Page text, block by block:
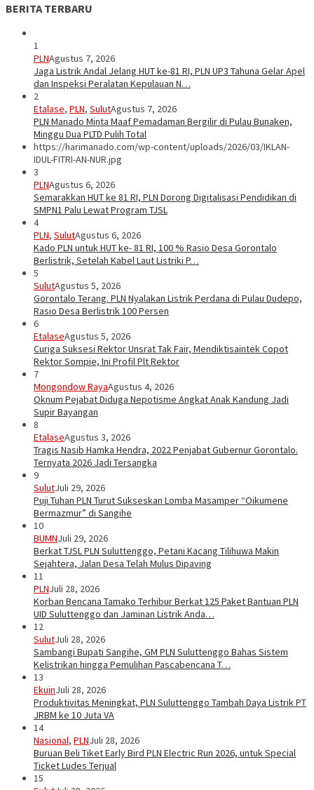
BERITA TERBARU
1
PLNAgustus 7, 2026
Jaga Listrik Andal Jelang HUT ke-81 RI, PLN UP3 Tahuna Gelar Apel
dan Inspeksi Peralatan Kepulauan N…
2
Etalase, PLN, SulutAgustus 7, 2026
PLN Manado Minta Maaf Pemadaman Bergilir di Pulau Bunaken,
Minggu Dua PLTD Pulih Total
https://harimanado.com/wp-content/uploads/2026/03/IKLAN-
IDUL-FITRI-AN-NUR.jpg
3
PLNAgustus 6, 2026
Semarakkan HUT ke 81 RI, PLN Dorong Digitalisasi Pendidikan di
SMPN1 Palu Lewat Program TJSL
4
PLN, SulutAgustus 6, 2026
Kado PLN untuk HUT ke- 81 RI, 100 % Rasio Desa Gorontalo
Berlistrik, Setelah Kabel Laut Listriki P…
5
SulutAgustus 5, 2026
Gorontalo Terang. PLN Nyalakan Listrik Perdana di Pulau Dudepo,
Rasio Desa Berlistrik 100 Persen
6
EtalaseAgustus 5, 2026
Curiga Suksesi Rektor Unsrat Tak Fair, Mendiktisaintek Copot
Rektor Sompie, Ini Profil Plt Rektor
7
Mongondow RayaAgustus 4, 2026
Oknum Pejabat Diduga Nepotisme Angkat Anak Kandung Jadi
Supir Bayangan
8
EtalaseAgustus 3, 2026
Tragis Nasib Hamka Hendra, 2022 Penjabat Gubernur Gorontalo.
Ternyata 2026 Jadi Tersangka
9
SulutJuli 29, 2026
Puji Tuhan PLN Turut Sukseskan Lomba Masamper “Oikumene
Bermazmur” di Sangihe
10
BUMNJuli 29, 2026
Berkat TJSL PLN Suluttenggo, Petani Kacang Tilihuwa Makin
Sejahtera, Jalan Desa Telah Mulus Dipaving
11
PLNJuli 28, 2026
Korban Bencana Tamako Terhibur Berkat 125 Paket Bantuan PLN
UID Suluttenggo dan Jaminan Listrik Anda…
12
SulutJuli 28, 2026
Sambangi Bupati Sangihe, GM PLN Suluttenggo Bahas Sistem
Kelistrikan hingga Pemulihan Pascabencana T…
13
EkuinJuli 28, 2026
Produktivitas Meningkat, PLN Suluttenggo Tambah Daya Listrik PT
JRBM ke 10 Juta VA
14
Nasional, PLNJuli 28, 2026
Buruan Beli Tiket Early Bird PLN Electric Run 2026, untuk Special
Ticket Ludes Terjual
15